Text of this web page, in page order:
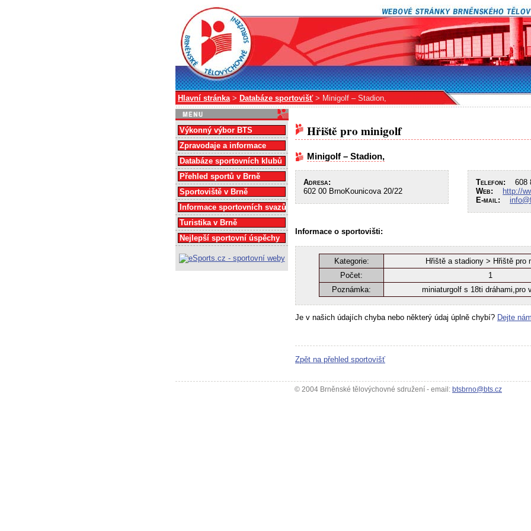
Hlavní stránka> Databáze sportovišť> Minigolf – Stadion,
Hřiště pro minigolf
Minigolf – Stadion,
Adresa:
602 00 BrnoKounicova 20/22
Telefon: 608
Web:
http://
E-mail:
Informace o sportovišti:
Kategorie:
Hřiště a stadiony > Hřiště pro
Počet:
1
Poznámka:
miniaturgolf s 18ti dráhami,pro
Je v našich údajích chyba nebo některý údaj úplně chybí? Dejte
Zpět na přehled sportovišť
Výkonný výbor BTS
Zpravodaje a informace
Databáze sportovních klubů
Přehled sportů v Brně
Sportoviště v Brně
Informace sportovních svazů
Turistika v Brně
Nejlepší sportovní úspěchy
© 2004 Brněnské tělovýchovné sdružení - email: btsbrno@bts.cz